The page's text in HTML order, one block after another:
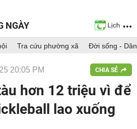
NGÀY
Tra cứu phường xã Đời sống -
20:05 PM CHIA SẺ
hơn 12 triệu vì để
lao xuống